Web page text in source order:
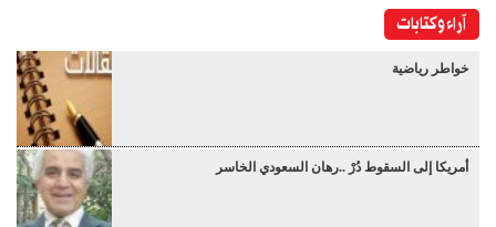
آراء وكتابات
خواطر رياضية
أمريكا إلى السقوط دُرْ ..رهان السعودي الخاسر